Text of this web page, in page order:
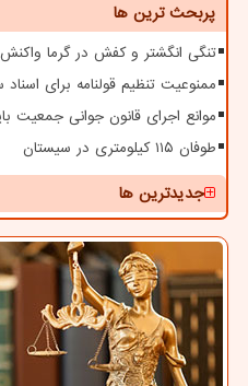
پربحث ترین ها
تنگی انگشتر و کفش در گرما
ممنوعیت تنظیم قولنامه برای اسناد
موانع اجرای قانون جوانی جمعیت
طوفان ۱۱۵ کیلومتری در سیستان
جدیدترین ها